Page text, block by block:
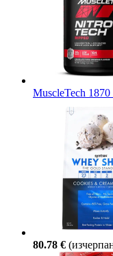
MuscleTech 1870
80.78 €